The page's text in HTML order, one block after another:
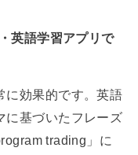
英語学習アプリで
に効果的です。英語
に基づいたフレーズ
trading」に